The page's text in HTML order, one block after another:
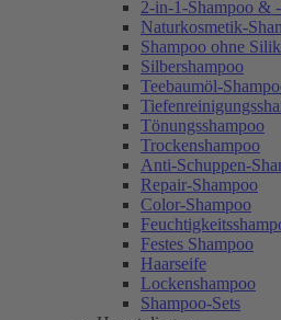
2-in-1-Shampoo &
Naturkosmetik-
Shampoo ohne
Silbershampoo
Teebaumöl-
Tönungsshampoo
Trockenshampoo
Anti-Schuppen-
Repair-Shampoo
Color-Shampoo
Festes Shampoo
Haarseife
Lockenshampoo
Shampoo-Sets